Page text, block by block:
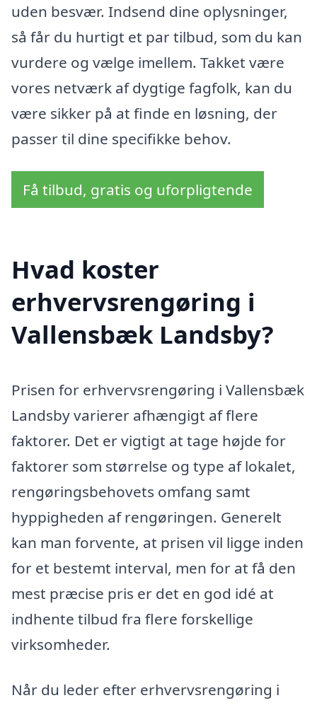
uden besvær. Indsend dine oplysninger,
så får du hurtigt et par tilbud, som du kan
vurdere og vælge imellem. Takket være
vores netværk af dygtige fagfolk, kan du
være sikker på at finde en løsning, der
passer til dine specifikke behov.
Få tilbud, gratis og uforpligtende
Hvad koster
erhvervsrengøring i
Vallensbæk Landsby?
Prisen for erhvervsrengøring i Vallensbæk
Landsby varierer afhængigt af flere
faktorer. Det er vigtigt at tage højde for
faktorer som størrelse og type af lokalet,
rengøringsbehovets omfang samt
hyppigheden af rengøringen. Generelt
kan man forvente, at prisen vil ligge inden
for et bestemt interval, men for at få den
mest præcise pris er det en god idé at
indhente tilbud fra flere forskellige
virksomheder.
Når du leder efter erhvervsrengøring i